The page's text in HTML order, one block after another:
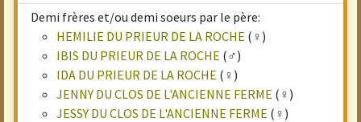
Demi frères et/ou demi soeurs par le père:
HEMILIE DU PRIEUR DE LA ROCHE (♀)
IBIS DU PRIEUR DE LA ROCHE (♂)
IDA DU PRIEUR DE LA ROCHE (♀)
JENNY DU CLOS DE L'ANCIENNE FERME (♀)
JESSY DU CLOS DE L'ANCIENNE FERME (♀)